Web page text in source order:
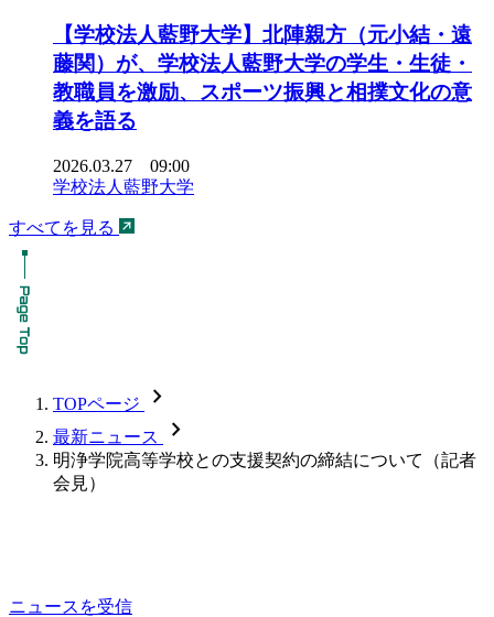
【学校法人藍野大学】北陣親方（元小結・遠
藤関）が、学校法人藍野大学の学生・生徒・
教職員を激励、スポーツ振興と相撲文化の意
義を語る
2026.03.27 09:00
学校法人藍野大学
すべてを見る
TOPページ chevron_forward
最新ニュース chevron_forward
明浄学院高等学校との支援契約の締結について（記者
会見）
ニュースを受信